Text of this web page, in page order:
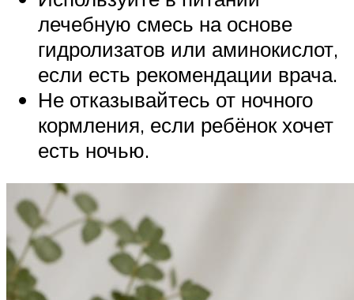
лечебную смесь на основе
гидролизатов или аминокислот,
если есть рекомендации врача.
Не отказывайтесь от ночного
кормления, если ребёнок хочет
есть ночью.